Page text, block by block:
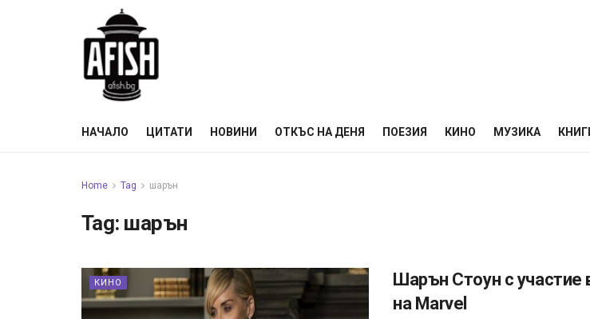
НАЧАЛО ЦИТАТИ НОВИНИ ОТКЪС НА ДЕНЯ ПОЕЗИЯ КИНО МУЗИКА
Home Tag шарън
Tag: шарън
КИНО
Шарън Стоун с
на Marvel